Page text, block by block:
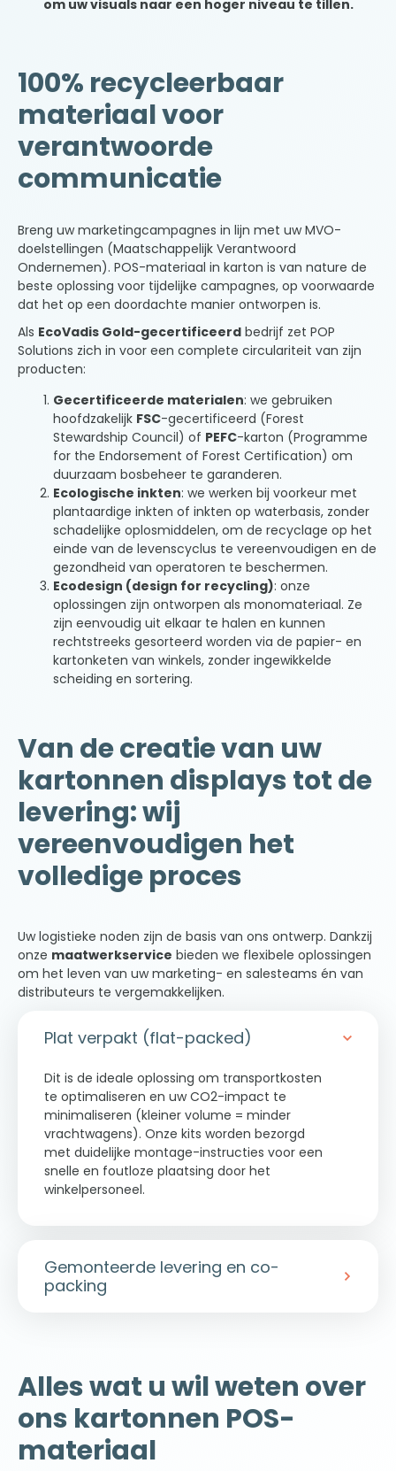
om uw visuals naar een hoger niveau te tillen.
100% recycleerbaar
materiaal voor
verantwoorde
communicatie
Breng uw marketingcampagnes in lijn met uw MVO-
doelstellingen (Maatschappelijk Verantwoord
Ondernemen). POS-materiaal in karton is van nature de
beste oplossing voor tijdelijke campagnes, op voorwaarde
dat het op een doordachte manier ontworpen is.
Als EcoVadis Gold-gecertificeerd bedrijf zet POP
Solutions zich in voor een complete circulariteit van zijn
producten:
Gecertificeerde materialen: we gebruiken
hoofdzakelijk FSC-gecertificeerd (Forest
Stewardship Council) of PEFC-karton (Programme
for the Endorsement of Forest Certification) om
duurzaam bosbeheer te garanderen.
Ecologische inkten: we werken bij voorkeur met
plantaardige inkten of inkten op waterbasis, zonder
schadelijke oplosmiddelen, om de recyclage op het
einde van de levenscyclus te vereenvoudigen en de
gezondheid van operatoren te beschermen.
Ecodesign (design for recycling): onze
oplossingen zijn ontworpen als monomateriaal. Ze
zijn eenvoudig uit elkaar te halen en kunnen
rechtstreeks gesorteerd worden via de papier- en
kartonketen van winkels, zonder ingewikkelde
scheiding en sortering.
Van de creatie van uw
kartonnen displays tot de
levering: wij
vereenvoudigen het
volledige proces
Uw logistieke noden zijn de basis van ons ontwerp. Dankzij
onze maatwerkservice bieden we flexibele oplossingen
om het leven van uw marketing- en salesteams én van
distributeurs te vergemakkelijken.
Plat verpakt (flat-packed)
Dit is de ideale oplossing om transportkosten
te optimaliseren en uw CO2-impact te
minimaliseren (kleiner volume = minder
vrachtwagens). Onze kits worden bezorgd
met duidelijke montage-instructies voor een
snelle en foutloze plaatsing door het
winkelpersoneel.
Gemonteerde levering en co-
packing
We produceren de displays.
We ontvangen jullie producten.
We vullen uw displays.
We verzenden de gevulde units op
pallet (1/4 of 1/2 pallet) rechtstreeks
Alles wat u wil weten over
ons kartonnen POS-
materiaal